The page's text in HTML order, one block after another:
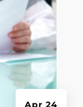
Apr 24